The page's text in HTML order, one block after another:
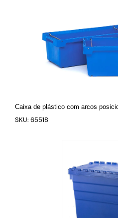
Caixa de plástico com arcos
SKU: 65518